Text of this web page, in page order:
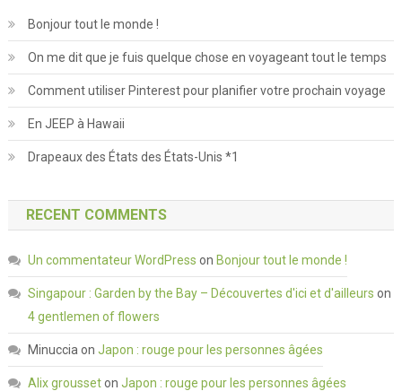
Bonjour tout le monde !
On me dit que je fuis quelque chose en voyageant tout le temps
Comment utiliser Pinterest pour planifier votre prochain voyage
En JEEP à Hawaii
Drapeaux des États des États-Unis *1
RECENT COMMENTS
Un commentateur WordPress on Bonjour tout le monde !
Singapour : Garden by the Bay – Découvertes d'ici et d'ailleurs on
4 gentlemen of flowers
Minuccia on Japon : rouge pour les personnes âgées
Alix grousseton Japon : rouge pour les personnes âgées